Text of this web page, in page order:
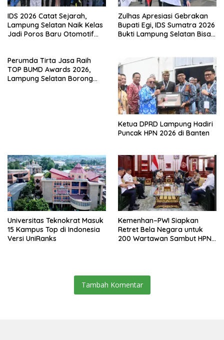
IDS 2026 Catat Sejarah,
Lampung Selatan Naik Kelas
Jadi Poros Baru Otomotif
Zulhas Apresiasi Gebrakan
Bupati Egi, IDS Sumatra 2026
Bukti Lampung Selatan Bisa
Perumda Tirta Jasa Raih
TOP BUMD Awards 2026,
Lampung Selatan Borong
Ketua DPRD Lampung Hadiri
Puncak HPN 2026 di Banten
Universitas Teknokrat Masuk
15 Kampus Top di Indonesia
Versi UniRanks
Kemenhan–PWI Siapkan
Retret Bela Negara untuk
200 Wartawan Sambut HPN
Tambah Komentar